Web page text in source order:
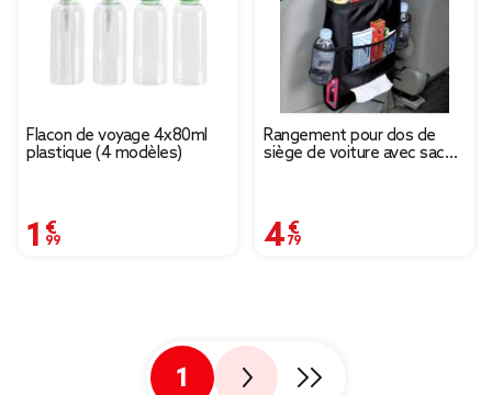
Flacon de voyage 4x80ml
plastique (4 modèles)
1,99 €
Rangement pour dos de
siège de voiture avec sac
4,79 €
1